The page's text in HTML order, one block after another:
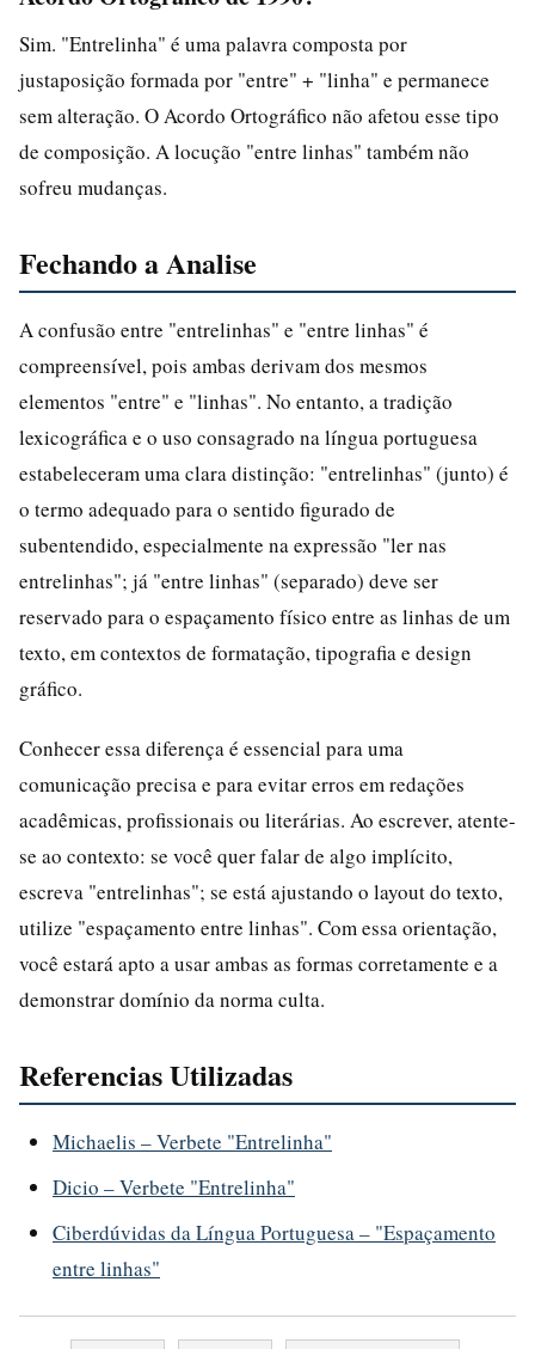
Sim. "Entrelinha" é uma palavra composta por
justaposição formada por "entre" + "linha" e permanece
sem alteração. O Acordo Ortográfico não afetou esse tipo
de composição. A locução "entre linhas" também não
sofreu mudanças.
Fechando a Analise
A confusão entre "entrelinhas" e "entre linhas" é
compreensível, pois ambas derivam dos mesmos
elementos "entre" e "linhas". No entanto, a tradição
lexicográfica e o uso consagrado na língua portuguesa
estabeleceram uma clara distinção: "entrelinhas" (junto) é
o termo adequado para o sentido figurado de
subentendido, especialmente na expressão "ler nas
entrelinhas"; já "entre linhas" (separado) deve ser
reservado para o espaçamento físico entre as linhas de um
texto, em contextos de formatação, tipografia e design
gráfico.
Conhecer essa diferença é essencial para uma
comunicação precisa e para evitar erros em redações
acadêmicas, profissionais ou literárias. Ao escrever, atente-
se ao contexto: se você quer falar de algo implícito,
escreva "entrelinhas"; se está ajustando o layout do texto,
utilize "espaçamento entre linhas". Com essa orientação,
você estará apto a usar ambas as formas corretamente e a
demonstrar domínio da norma culta.
Referencias Utilizadas
Michaelis – Verbete "Entrelinha"
Dicio – Verbete "Entrelinha"
Ciberdúvidas da Língua Portuguesa – "Espaçamento
entre linhas"